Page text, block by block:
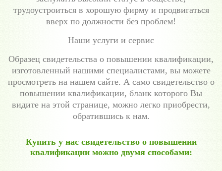
трудоустроиться в хорошую фирму и продвигаться
вверх по должности без проблем!
Наши услуги и сервис
Образец свидетельства о повышении квалификации,
изготовленный нашими специалистами, вы можете
просмотреть на нашем сайте. А само свидетельство о
повышении квалификации, бланк которого Вы
видите на этой странице, можно легко приобрести,
обратившись к нам.
Купить у нас свидетельство о повышении
квалификации можно двумя способами: